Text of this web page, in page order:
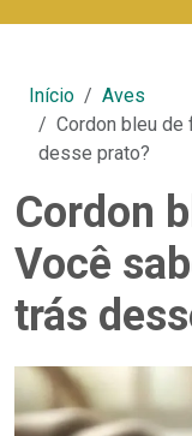
Início
Aves
Cordon bleu de
desse prato?
Cordon
Você
trás